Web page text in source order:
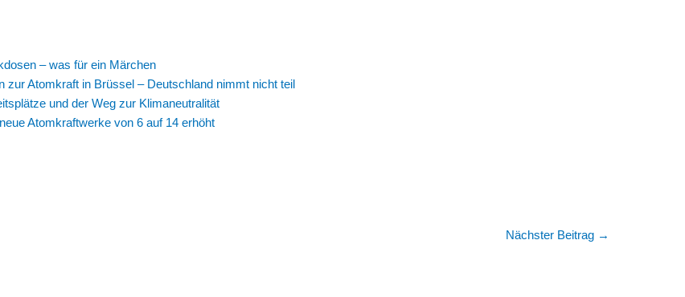
– was für ein Märchen
zur Atomkraft in Brüssel – Deutschland nimmt nicht teil
und der Weg zur Klimaneutralität
Atomkraftwerke von 6 auf 14 erhöht
Nächster Beitrag →